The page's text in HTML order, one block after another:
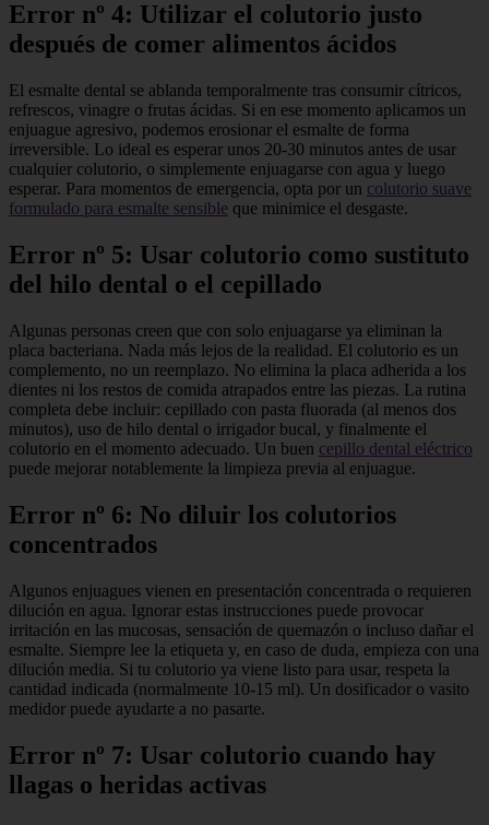
Error nº 4: Utilizar el colutorio justo
después de comer alimentos ácidos
El esmalte dental se ablanda temporalmente tras consumir cítricos,
refrescos, vinagre o frutas ácidas. Si en ese momento aplicamos un
enjuague agresivo, podemos erosionar el esmalte de forma
irreversible. Lo ideal es esperar unos 20-30 minutos antes de usar
cualquier colutorio, o simplemente enjuagarse con agua y luego
esperar. Para momentos de emergencia, opta por un colutorio suave
formulado para esmalte sensible que minimice el desgaste.
Error nº 5: Usar colutorio como sustituto
del hilo dental o el cepillado
Algunas personas creen que con solo enjuagarse ya eliminan la
placa bacteriana. Nada más lejos de la realidad. El colutorio es un
complemento, no un reemplazo. No elimina la placa adherida a los
dientes ni los restos de comida atrapados entre las piezas. La rutina
completa debe incluir: cepillado con pasta fluorada (al menos dos
minutos), uso de hilo dental o irrigador bucal, y finalmente el
colutorio en el momento adecuado. Un buen cepillo dental eléctrico
puede mejorar notablemente la limpieza previa al enjuague.
Error nº 6: No diluir los colutorios
concentrados
Algunos enjuagues vienen en presentación concentrada o requieren
dilución en agua. Ignorar estas instrucciones puede provocar
irritación en las mucosas, sensación de quemazón o incluso dañar el
esmalte. Siempre lee la etiqueta y, en caso de duda, empieza con una
dilución media. Si tu colutorio ya viene listo para usar, respeta la
cantidad indicada (normalmente 10-15 ml). Un dosificador o vasito
medidor puede ayudarte a no pasarte.
Error nº 7: Usar colutorio cuando hay
llagas o heridas activas